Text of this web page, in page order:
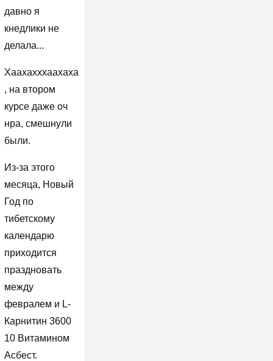
давно я
кнедлики не
делала...
Хаахахххаахаха
, на втором
курсе даже оч
нра, смешнули
были.
Из-за этого
месяца, Новый
Год по
тибетскому
календарю
приходится
праздновать
между
февралем и L-
Карнитин 3600
10 Витамином
Асбест.